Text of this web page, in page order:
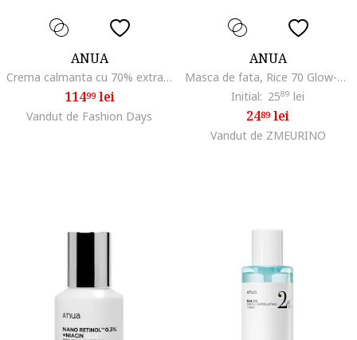
ANUA
Crema calmanta cu 70% extract de Houttuynia Cordata, 50ml
11499lei
Vandut de Fashion Days
ANUA
Masca de fata, Rice 70 Glow-Collagen, 38 gr
Initial: 2589 lei
2489lei
Vandut de ZMEURINO